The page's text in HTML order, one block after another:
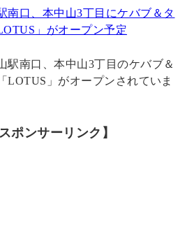
南口、本中山3丁目にケバブ＆タ
」がオープン予定
駅南口、本中山3丁目のケバブ＆
LOTUS」がオープンされていま
ポンサーリンク】